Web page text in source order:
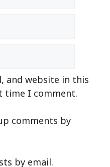
and website in this
time I comment.
comments by
by email.